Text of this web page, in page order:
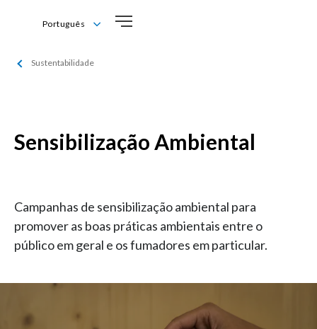
Português
Português
Sustentabilidade
Sensibilização Ambiental
Campanhas de sensibilização ambiental para
promover as boas práticas ambientais entre o
público em geral e os fumadores em particular.